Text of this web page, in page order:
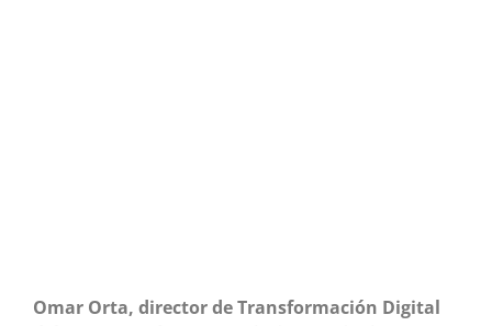
Omar Orta, director de Transformación Digital